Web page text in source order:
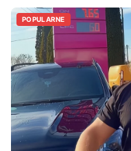
POPULARNE